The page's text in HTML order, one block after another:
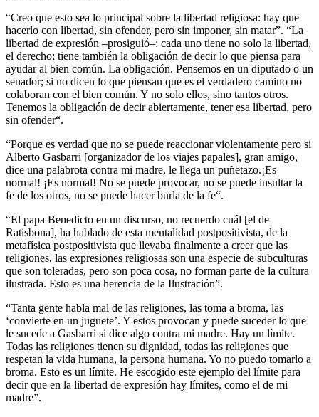
“Creo que esto sea lo principal sobre la libertad religiosa: hay que
hacerlo con libertad, sin ofender, pero sin imponer, sin matar”. “La
libertad de expresión –prosiguió–: cada uno tiene no solo la libertad,
el derecho; tiene también la obligación de decir lo que piensa para
ayudar al bien común. La obligación. Pensemos en un diputado o un
senador; si no dicen lo que piensan que es el verdadero camino no
colaboran con el bien común. Y no solo ellos, sino tantos otros.
Tenemos la obligación de decir abiertamente, tener esa libertad, pero
sin ofender“.
“Porque es verdad que no se puede reaccionar violentamente pero si
Alberto Gasbarri [organizador de los viajes papales], gran amigo,
dice una palabrota contra mi madre, le llega un puñetazo.¡Es
normal! ¡Es normal! No se puede provocar, no se puede insultar la
fe de los otros, no se puede hacer burla de la fe“.
“El papa Benedicto en un discurso, no recuerdo cuál [el de
Ratisbona], ha hablado de esta mentalidad postpositivista, de la
metafísica postpositivista que llevaba finalmente a creer que las
religiones, las expresiones religiosas son una especie de subculturas
que son toleradas, pero son poca cosa, no forman parte de la cultura
ilustrada. Esto es una herencia de la Ilustración”.
“Tanta gente habla mal de las religiones, las toma a broma, las
‘convierte en un juguete’. Y estos provocan y puede suceder lo que
le sucede a Gasbarri si dice algo contra mi madre. Hay un límite.
Todas las religiones tienen su dignidad, todas las religiones que
respetan la vida humana, la persona humana. Yo no puedo tomarlo a
broma. Esto es un límite. He escogido este ejemplo del límite para
decir que en la libertad de expresión hay límites, como el de mi
madre”.